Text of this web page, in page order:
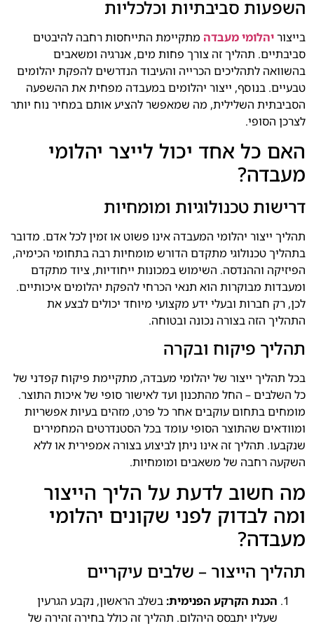
השפעות סביבתיות וכלכליות
בייצוריהלומי מעבדה מתקיימת התייחסות רחבה להיבטים
סביבתיים. תהליך זה צורך פחות מים, אנרגיה ומשאבים
בהשוואה לתהליכים הכרייה והעיבוד הנדרשים להפקת יהלומים
טבעיים. בנוסף, ייצור יהלומים במעבדה מפחית את ההשפעה
הסביבתית השלילית, מה שמאפשר להציע אותם במחיר נוח יותר
לצרכן הסופי.
האם כל אחד יכול לייצר יהלומי
מעבדה?
דרישות טכנולוגיות ומומחיות
תהליך ייצור יהלומי המעבדה אינו פשוט או זמין לכל אדם. מדובר
בתהליך טכנולוגי מתקדם הדורש מומחיות רבה בתחומי הכימיה,
הפיזיקה וההנדסה. השימוש במכונות ייחודיות, ציוד מתקדם
ומעבדות מבוקרות הוא תנאי הכרחי להפקת יהלומים איכותיים.
לכן, רק חברות ובעלי ידע מקצועי מיוחד יכולים לבצע את
התהליך הזה בצורה נכונה ובטוחה.
תהליך פיקוח ובקרה
בכל תהליך ייצור של יהלומי מעבדה, מתקיימת פיקוח קפדני של
כל השלבים – החל מהתכנון ועד לאישור סופי של איכות התוצר.
מומחים בתחום עוקבים אחר כל פרט, מזהים בעיות אפשריות
ומוודאים שהתוצר הסופי עומד בכל הסטנדרטים המחמירים
שנקבעו. תהליך זה אינו ניתן לביצוע בצורה אמפירית או ללא
השקעה רחבה של משאבים ומומחיות.
מה חשוב לדעת על הליך הייצור
ומה לבדוק לפני שקונים יהלומי
מעבדה?
תהליך הייצור – שלבים עיקריים
הכנת הקרקע הפנימית:בשלב הראשון, נקבע הגרעין
שעליו יתבסס היהלום. תהליך זה כולל בחירה זהירה של